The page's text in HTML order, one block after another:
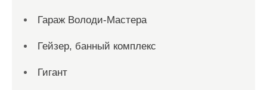
Гараж Володи-Мастера
Гейзер, банный комплекс
Гигант